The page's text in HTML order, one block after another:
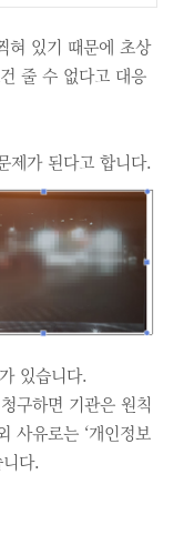
혀 있기 때문에 초상
줄 수 없다고 대응
제가 된다고 합니다.
있습니다.
구하면 기관은 원칙
사유로는 ‘개인정보
다.